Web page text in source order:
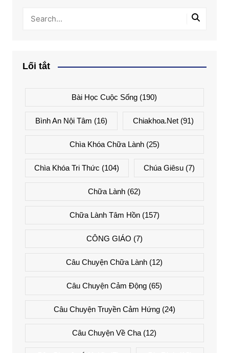
Lối tắt
Bài Học Cuộc Sống (190)
Bình An Nội Tâm (16) Chiakhoa.net (91)
Chìa Khóa Chữa Lành(25)
Chìa Khóa Tri Thức (104) Chúa Giêsu(7)
Chữa Lành (62)
Chữa Lành Tâm Hồn(157)
CÔNG GIÁO (7)
Câu Chuyện Chữa Lành (12)
Câu Chuyện Cảm Động (65)
Câu Chuyện Truyền Cảm Hứng(24)
Câu Chuyện Về Cha(12)